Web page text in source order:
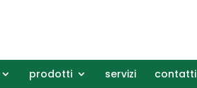
prodotti servizi contatti